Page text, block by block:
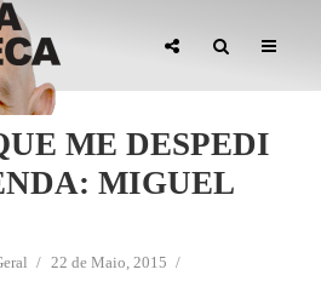
ME DESPEDI
MIGUEL
22 de Maio, 2015